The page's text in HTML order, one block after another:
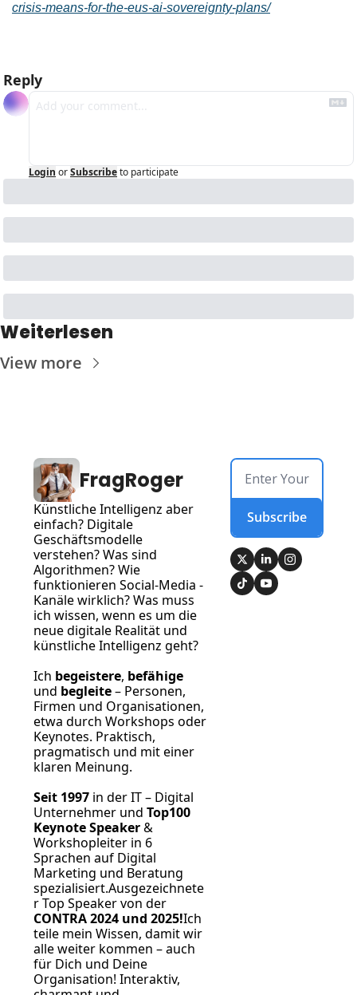
crisis-means-for-the-eus-ai-sovereignty-plans/
Reply
Login orSubscribeto participate
Weiterlesen
View more
FragRoger
Künstliche Intelligenz aber
einfach? Digitale
Geschäftsmodelle
verstehen? Was sind
Algorithmen? Wie
funktionieren Social-Media -
Kanäle wirklich? Was muss
ich wissen, wenn es um die
neue digitale Realität und
künstliche Intelligenz geht?
Ich begeistere, befähige
und begleite – Personen,
Firmen und Organisationen,
etwa durch Workshops oder
Keynotes. Praktisch,
pragmatisch und mit einer
klaren Meinung.
Seit 1997 in der IT – Digital
Unternehmer und Top100
Keynote Speaker &
Workshopleiter in 6
Sprachen auf Digital
Marketing und Beratung
spezialisiert.Ausgezeichnete
CONTRA 2024 und 2025!Ich
teile mein Wissen, damit wir
alle weiter kommen – auch
für Dich und Deine
Organisation! Interaktiv,
Subscribe